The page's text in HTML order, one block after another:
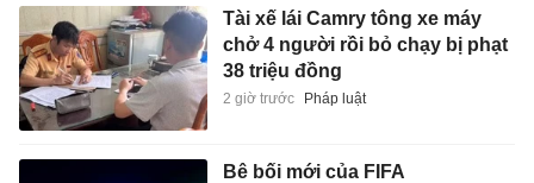
Tài xế lái Camry tông xe máy
chở 4 người rồi bỏ chạy bị phạt
38 triệu đồng
2 giờ trước Pháp luật
Bê bối mới của FIFA